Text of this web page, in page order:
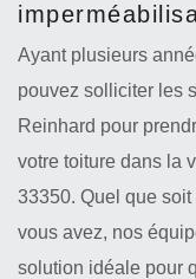
Ayant plusieurs
pouvez solliciter les
Reinhard pour
votre toiture dans la
33350. Quel que
vous avez, nos
solution idéale pour